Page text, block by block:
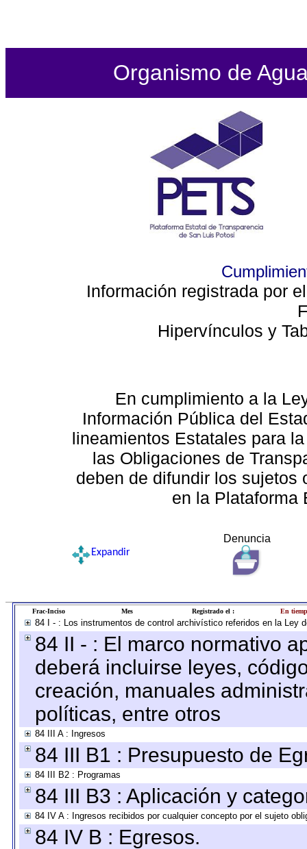
Organismo de
Información registrada por
Hipervínculos y
En cumplimiento a la
Información Pública del
lineamientos Estatales para
las Obligaciones de
deben de difundir los sujetos
en la Plataforma
Denuncia
Expandir
Frac-Inciso Mes Registrado el : En
84 I - : Los instrumentos de control archivístico referidos en la Ley
84 II - : El marco normativo
deberá incluirse leyes,
creación, manuales
políticas, entre otros
84 III A : Ingresos
84 III B1 : Presupuesto de
84 III B2 : Programas
84 III B3 : Aplicación y
84 IV A : Ingresos recibidos por cualquier concepto por el sujeto
84 IV B : Egresos.